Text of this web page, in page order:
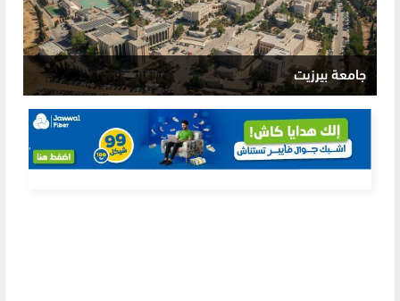
جامعة بيرزيت